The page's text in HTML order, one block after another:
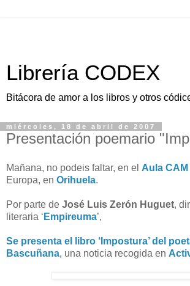
Librería CODEX
Bitácora de amor a los libros y otros
miércoles, 18 de abril de 2007
Presentación poemario
Mañana, no podeis faltar, en el Aula CAM
Europa, en Orihuela.
Por parte de José Luis Zerón Huguet,
literaria ‘ Empireuma’,
Se presenta el libro ‘Impostura’ del
Bascuñana, una noticia recogida en